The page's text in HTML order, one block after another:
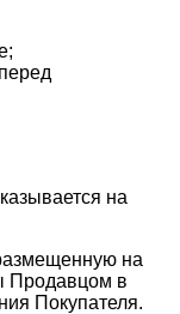
на
на
Продавцом в
Покупателя.